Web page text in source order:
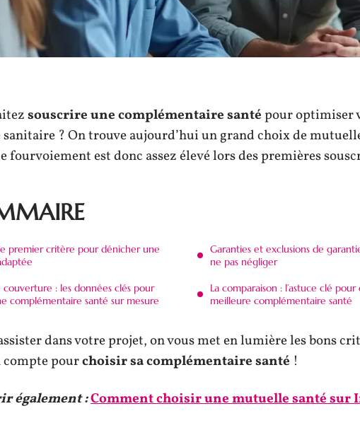
souscrire une complémentaire santépour optimiser
? On trouve aujourd’hui un grand choix de
fourvoiement est donc assez élevé lors des premières
premier critère pour dénicher une
couverture : les données clés pour
complémentaire santé sur mesure
Garanties et exclusions de
ne pas négliger
La comparaison : l’astuce clé pour
meilleure complémentaire santé
dans votre projet, on vous met en lumière les bons
compte pourchoisir sa complémentaire santé !
également :Comment choisir une mutuelle santé sur